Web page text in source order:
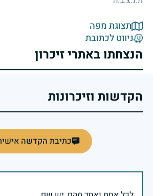
תצוגת מפה
ניווט לכתובת
הנצחתו באתרי זיכרון
הקדשות וזיכרונות
כתיבת הקדשה